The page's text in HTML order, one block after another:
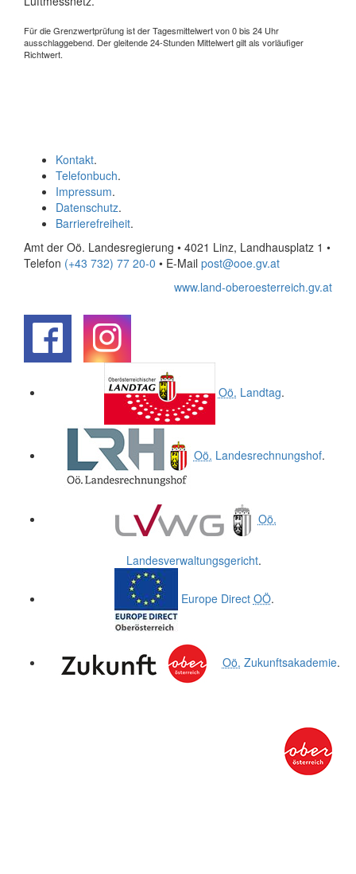
Für die Grenzwertprüfung ist der Tagesmittelwert von 0 bis 24 Uhr
ausschlaggebend. Der gleitende 24-Stunden Mittelwert gilt als vorläufiger
Richtwert.
Kontakt.
Telefonbuch.
Impressum.
Datenschutz.
Barrierefreiheit.
Amt der Oö. Landesregierung • 4021 Linz, Landhausplatz 1 •
Telefon (+43 732) 77 20-0 • E-Mail post@ooe.gv.at
www.land-oberoesterreich.gv.at
Oö. Landtag.
Oö. Landesrechnungshof.
Oö.
Landesverwaltungsgericht.
Europe Direct OÖ.
Oö. Zukunftsakademie.